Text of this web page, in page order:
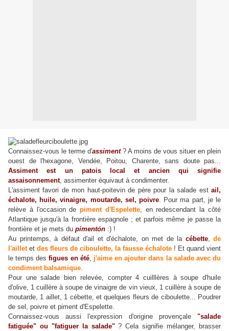
Connaissez-vous le terme d'assiment? A moins de vous situer en plein
ouest de l'hexagone, Vendée, Poitou, Charente, sans doute pas...
Assiment est un patois local et ancien qui signifie
assaisonnement, assimenter équivaut à condimenter.
L'assiment favori de mon haut-poitevin de père pour la salade est ail,
échalote, huile, vinaigre, moutarde, sel, poivre. Pour ma part, je le
relève à l'occasion depiment d'Espelette, en redescendant la côté
Atlantique jusqu'à la frontière espagnole ; et parfois même je passe la
frontière et je mets du pimentón :) !
Au printemps, à défaut d'ail et d'échalote, on met de la cébette, de
l'ailletet des fleurs de ciboulette, la fausse échalote ! Et quand vient
le temps desfigues en été, j'aime en ajouter dans la salade avec du
condiment balsamique.
Pour une salade bien relevée, compter 4 cuilllères à soupe d'huile
d'olive, 1 cuillère à soupe de vinaigre de vin vieux, 1 cuillère à soupe de
moutarde, 1 aillet, 1 cébette, et quelques fleurs de ciboulette... Poudrer
de sel, poivre et piment d'Espelette.
Connaissez-vous aussi l'expression d'origine provençale "salade
fatiguée" ou "fatiguer la salade"? Cela signifie mélanger, brasser